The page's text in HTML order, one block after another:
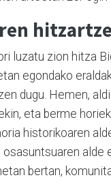
luzatu zion hitza
egondako
dugu. Hemen,
eta berme
historikoaren
alde
bertan,